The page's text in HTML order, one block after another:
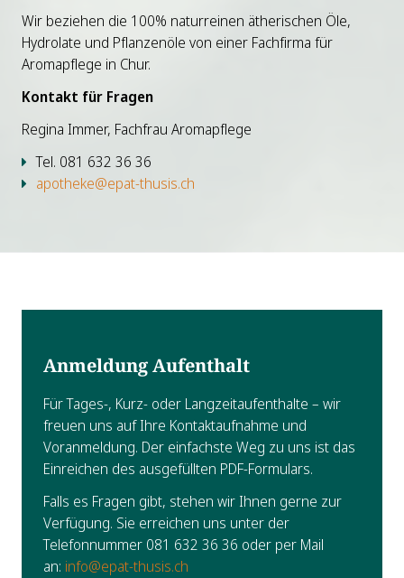
Wir beziehen die 100% naturreinen ätherischen Öle,
Hydrolate und Pflanzenöle von einer Fachfirma für
Aromapflege in Chur.
Kontakt für Fragen
Regina Immer, Fachfrau Aromapflege
Tel. 081 632 36 36
apotheke@epat-thusis.ch
Anmeldung Aufenthalt
Für Tages-, Kurz- oder Langzeitaufenthalte – wir
freuen uns auf Ihre Kontaktaufnahme und
Voranmeldung. Der einfachste Weg zu uns ist das
Einreichen des ausgefüllten PDF-Formulars.
Falls es Fragen gibt, stehen wir Ihnen gerne zur
Verfügung. Sie erreichen uns unter der
Telefonnummer 081 632 36 36 oder per Mail
an: info@epat-thusis.ch